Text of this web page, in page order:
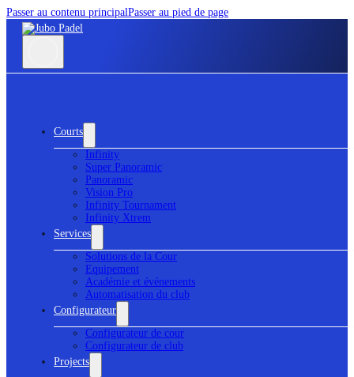
Passer au contenu principalPasser au pied de page
Courts
Infinity
Super Panoramic
Panoramic
Vision Pro
Infinity Tournament
Infinity Xtrem
Services
Solutions de la Cour
Equipement
Académie et événements
Automatisation du club
Configurateur
Configurateur de cour
Configurateur de club
Projects